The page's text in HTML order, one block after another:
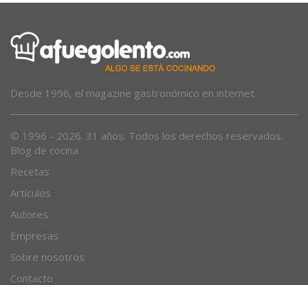
Desde 1996, el magazine gastronómico en internet.
© 1996 - 2026. 31 años. Todos los derechos reservados.
Blog de cocina
Recetas
Artículos
Autores
Empresas
Sobre nosotros
Contacto